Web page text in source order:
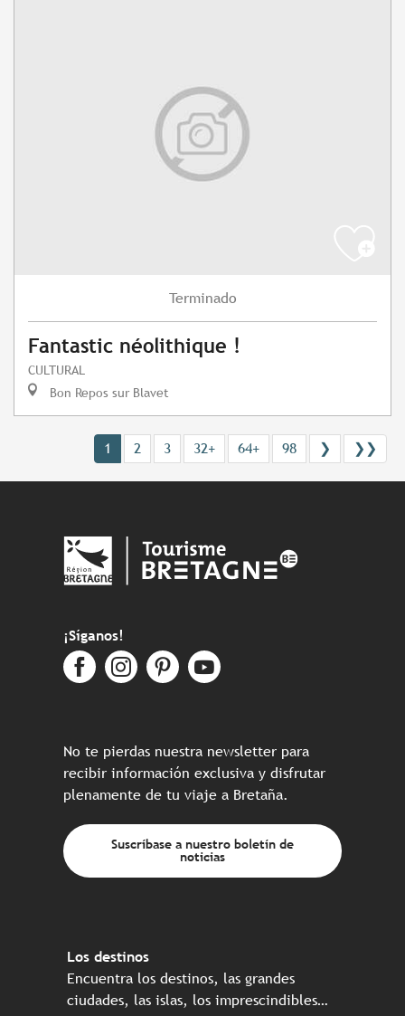
Terminado
Fantastic néolithique !
CULTURAL
Bon Repos sur Blavet
1 2 3 32+ 64+ 98 ❯ ❯❯
¡Síganos!
No te pierdas nuestra newsletter para
recibir información exclusiva y disfrutar
plenamente de tu viaje a Bretaña.
Suscríbase a nuestro boletín de
noticias
Los destinos
Encuentra los destinos, las grandes
ciudades, las islas, los imprescindibles…